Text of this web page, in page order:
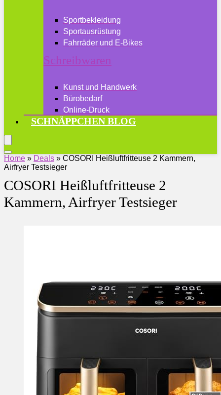
Sportbekleidung
Sportausrüstung
Fahrräder und E-Bikes
Schreibwaren
Kunst und Handwerk
Bürobedarf
Online-Druck
SCHNÄPPCHEN BLOG
Home » Deals » COSORI Heißluftfritteuse 2 Kammern,
Airfryer Testsieger
COSORI Heißluftfritteuse 2
Kammern, Airfryer Testsieger